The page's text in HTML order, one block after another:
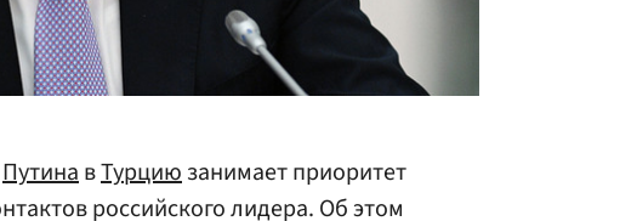
ПутинавТурциюзанимает приоритет
российского лидера. Об этом